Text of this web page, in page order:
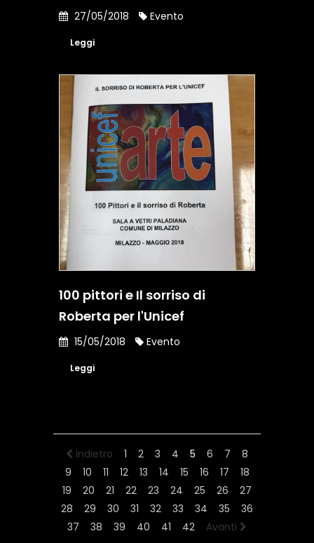
27/05/2018 Evento
Leggi
100 pittori e Il sorriso di
Roberta per l'Unicef
15/05/2018 Evento
Leggi
Indietro 1 2 3 4 5 6 7
8
9
10 11 12 13 14 15 16 17
18
19
20 21 22 23 24 25 26
27
28
29 30 31 32 33 34 35
36
37
38 39 40 41 42 Avanti